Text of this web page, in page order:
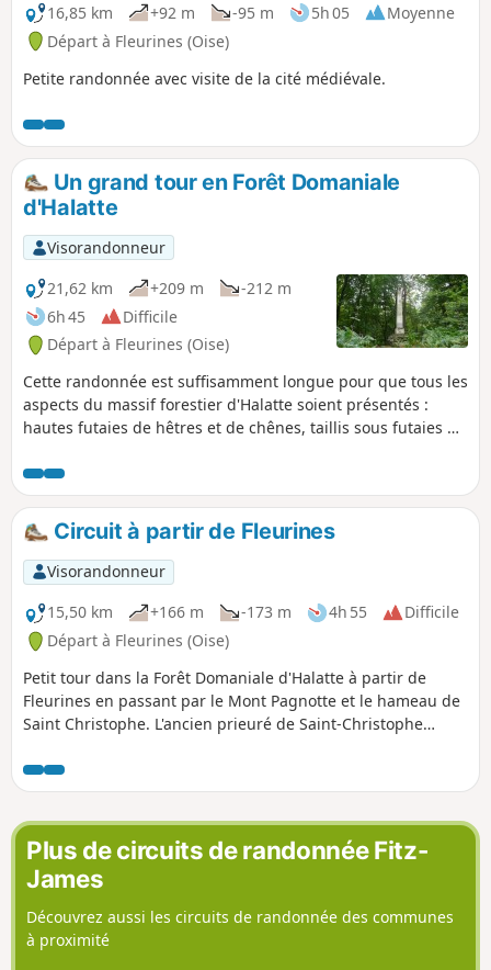
16,85 km
+92 m -95 m 5h 05
Moyenne
Départ à Fleurines (Oise)
Petite randonnée avec visite de la cité médiévale.
Un grand tour en Forêt Domaniale
d'Halatte
Visorandonneur
21,62 km
+209 m
-212 m
6h 45
Difficile
Départ à Fleurines (Oise)
Cette randonnée est suffisamment longue pour que tous les
aspects du massif forestier d'Halatte soient présentés :
hautes futaies de hêtres et de chênes, taillis sous futaies de
grandes clairières cultivées dont la plus vaste est celle de
Fleurines. Le trajet emprunte, en grande partie, les très
belles routes forestières aménagées depuis quelques
siècles.Circuit à partir de Fleurines
Visorandonneur
15,50 km
+166 m -173 m 4h 55
Difficile
Départ à Fleurines (Oise)
Petit tour dans la Forêt Domaniale d'Halatte à partir de
Fleurines en passant par le Mont Pagnotte et le hameau de
Saint Christophe. L'ancien prieuré de Saint-Christophe
architectural de Fleurines ; il est classé au titre des
Monuments Historiques. La commune est également riche
d'un important patrimoine naturel et paysager, et intègre le
périmètre d'une zone naturelle d'intérêt écologique,
faunistique et floristique (ZNIEFF). Depuis sa création en
2004, Fleurines entre également dans le périmètre du Parc
Naturel Régional Oise Pays de France.
Plus de circuits de randonnée Fitz-
James
Découvrez aussi les circuits de randonnée des communes
à proximité